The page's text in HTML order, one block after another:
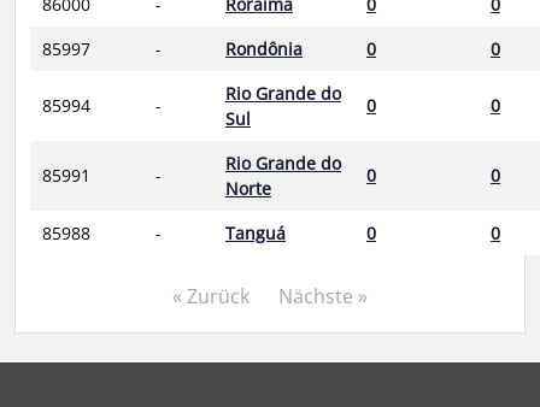
85997
- Rondônia 0 0
85994 -
Rio Grande do
Sul
0 0
85991 -
Rio Grande do
Norte
0 0
85988 - Tanguá 0 0
« Zurück Nächste »